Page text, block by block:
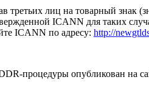
третьих лиц на товарный знак
ICANN для таких
ICANN по адресу: http://
процедуры опубликован на